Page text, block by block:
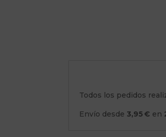
Todos los pedidos
Envío desde 3,95 € en